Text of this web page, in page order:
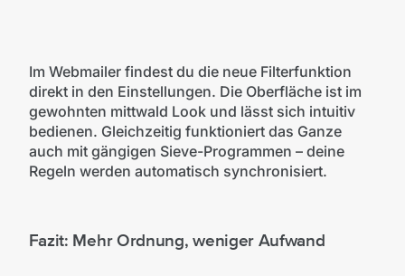
Im Webmailer findest du die neue Filterfunktion
direkt in den Einstellungen. Die Oberfläche ist im
gewohnten mittwald Look und lässt sich intuitiv
bedienen. Gleichzeitig funktioniert das Ganze
auch mit gängigen Sieve-Programmen – deine
Regeln werden automatisch synchronisiert.
Fazit: Mehr Ordnung, weniger Aufwand